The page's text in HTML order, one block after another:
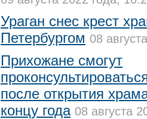
Ураган снес крест
Петербургом 08
Прихожане смогут
после открытия
концу года 08 августа